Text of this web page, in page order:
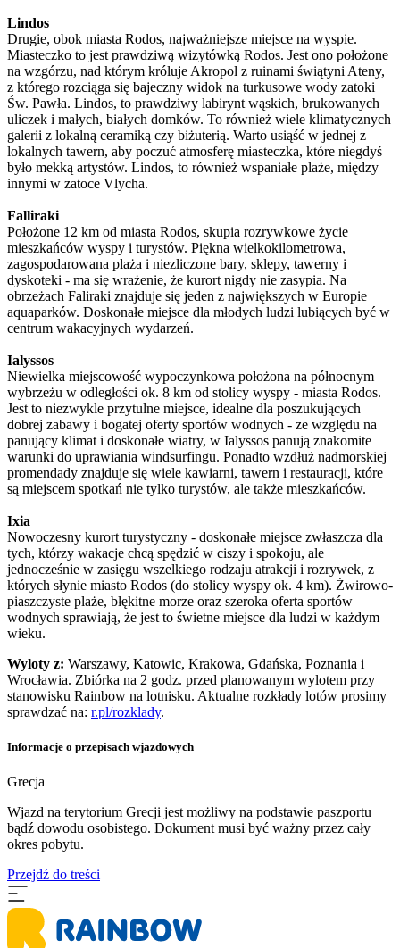
Lindos
Drugie, obok miasta Rodos, najważniejsze miejsce na wyspie.
Miasteczko to jest prawdziwą wizytówką Rodos. Jest ono położone
na wzgórzu, nad którym króluje Akropol z ruinami świątyni Ateny,
z którego rozciąga się bajeczny widok na turkusowe wody zatoki
Św. Pawła. Lindos, to prawdziwy labirynt wąskich, brukowanych
uliczek i małych, białych domków. To również wiele klimatycznych
galerii z lokalną ceramiką czy biżuterią. Warto usiąść w jednej z
lokalnych tawern, aby poczuć atmosferę miasteczka, które niegdyś
było mekką artystów. Lindos, to również wspaniałe plaże, między
innymi w zatoce Vlycha.
Falliraki
Położone 12 km od miasta Rodos, skupia rozrywkowe życie
mieszkańców wyspy i turystów. Piękna wielkokilometrowa,
zagospodarowana plaża i niezliczone bary, sklepy, tawerny i
dyskoteki - ma się wrażenie, że kurort nigdy nie zasypia. Na
obrzeżach Faliraki znajduje się jeden z największych w Europie
aquaparków. Doskonałe miejsce dla młodych ludzi lubiących być w
centrum wakacyjnych wydarzeń.
Ialyssos
Niewielka miejscowość wypoczynkowa położona na północnym
wybrzeżu w odległości ok. 8 km od stolicy wyspy - miasta Rodos.
Jest to niezwykle przytulne miejsce, idealne dla poszukujących
dobrej zabawy i bogatej oferty sportów wodnych - ze względu na
panujący klimat i doskonałe wiatry, w Ialyssos panują znakomite
warunki do uprawiania windsurfingu. Ponadto wzdłuż nadmorskiej
promendady znajduje się wiele kawiarni, tawern i restauracji, które
są miejscem spotkań nie tylko turystów, ale także mieszkańców.
Ixia
Nowoczesny kurort turystyczny - doskonałe miejsce zwłaszcza dla
tych, którzy wakacje chcą spędzić w ciszy i spokoju, ale
jednocześnie w zasięgu wszelkiego rodzaju atrakcji i rozrywek, z
których słynie miasto Rodos (do stolicy wyspy ok. 4 km). Żwirowo-
piaszczyste plaże, błękitne morze oraz szeroka oferta sportów
wodnych sprawiają, że jest to świetne miejsce dla ludzi w każdym
wieku.
Wyloty z: Warszawy, Katowic, Krakowa, Gdańska, Poznania i
Wrocławia. Zbiórka na 2 godz. przed planowanym wylotem przy
stanowisku Rainbow na lotnisku. Aktualne rozkłady lotów prosimy
sprawdzać na: r.pl/rozklady.
Informacje o przepisach wjazdowych
Grecja
Wjazd na terytorium Grecji jest możliwy na podstawie paszportu
bądź dowodu osobistego. Dokument musi być ważny przez cały
okres pobytu.
Przejdź do treści